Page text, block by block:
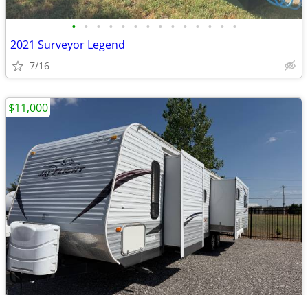
• • • • • • • • • • • • • •
2021 Surveyor Legend
7/16
$11,000